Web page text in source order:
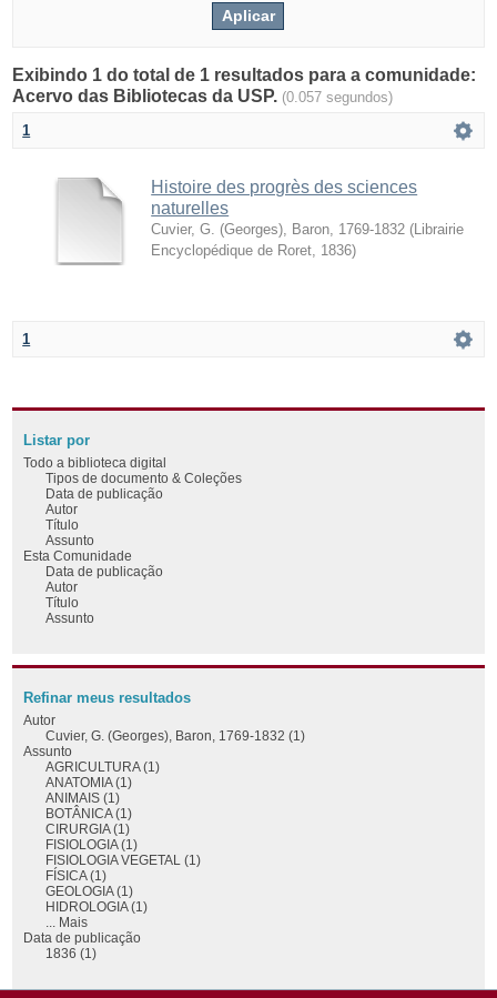
Exibindo 1 do total de 1 resultados para a comunidade:
Acervo das Bibliotecas da USP. (0.057 segundos)
1
Histoire des progrès des sciences
naturelles
Cuvier, G. (Georges), Baron, 1769-1832 ( Librairie
Encyclopédique de Roret 1836)
1
Listar por
Todo a biblioteca digital
Tipos de documento & Coleções
Data de publicação
Autor
Título
Assunto
Esta Comunidade
Data de publicação
Autor
Título
Assunto
Refinar meus resultados
Autor
Cuvier, G. (Georges), Baron, 1769-1832 (1)
Assunto
AGRICULTURA (1)
ANATOMIA (1)
ANIMAIS (1)
BOTÂNICA (1)
CIRURGIA (1)
FISIOLOGIA (1)
FISIOLOGIA VEGETAL (1)
FÍSICA (1)
GEOLOGIA (1)
HIDROLOGIA (1)
... Mais
Data de publicação
1836 (1)